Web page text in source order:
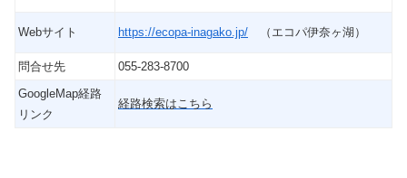
Webサイト https://ecopa-inagako.jp/ （エコパ伊奈ヶ湖）
問合せ先
055‐283‐8700
GoogleMap経路
リンク
経路検索はこちら